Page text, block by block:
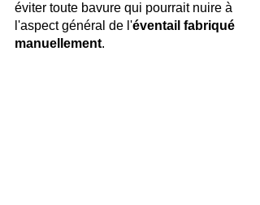
éviter toute bavure qui pourrait nuire à
l'aspect général de l'éventail fabriqué
manuellement.